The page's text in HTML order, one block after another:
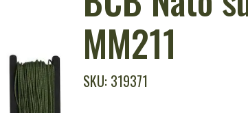
MM211
SKU: 319371